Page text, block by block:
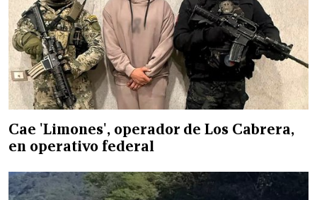
Cae 'Limones', operador de Los Cabrera,
en operativo federal